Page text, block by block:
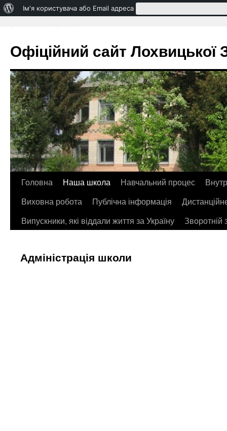
ПроІм'я користувача або Email адреса
Офіційний сайт Лохвицької
Перейти
до
контенту
Головна Наша школа Навчальний процес
Виховна робота
Публічна інформація
Випускники, які віддали життя за Україну
Зворотній
Адміністрація школи